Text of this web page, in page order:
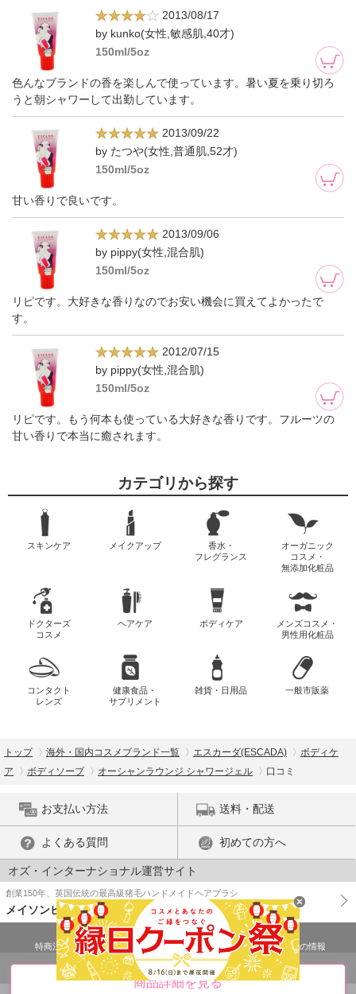
2013/08/17
by kunko(女性,敏感肌,40才)
150ml/5oz
色んなブランドの香を楽しんで使っています。暑い夏を乗り切ろ
うと朝シャワーして出勤しています。
2013/09/22
by たつや(女性,普通肌,52才)
150ml/5oz
甘い香りで良いです。
2013/09/06
by pippy(女性,混合肌)
150ml/5oz
リピです。大好きな香りなのでお安い機会に買えてよかったで
す。
2012/07/15
by pippy(女性,混合肌)
150ml/5oz
リピです。もう何本も使っている大好きな香りです。フルーツの
甘い香りで本当に癒されます。
商品詳細を見る
カテゴリから探す
スキンケア メイクアップ
香水・
フレグランス
オーガニック
コスメ・
無添加化粧品
ドクターズ
コスメ
ヘアケア ボディケア
メンズコスメ・
男性用化粧品
コンタクト
レンズ
健康食品・
サプリメント
雑貨・日用品 一般市販薬
トップ 海外・国内コスメブランド一覧 エスカーダ(ESCADA)
ボディケ
ア
ボディソープ オーシャンラウンジ シャワージェル 口コミ
お支払い方法 送料・配送
よくある質問 初めての方へ
オズ・インターナショナル運営サイト
創業150年、英国伝統の最高級猪毛ハンドメイドヘアブラシ
メイソンピアソン
特商法に基づく表示 プライバシーポリシー
医薬品販売許可証の情報
ご利用規約
PC版で表示